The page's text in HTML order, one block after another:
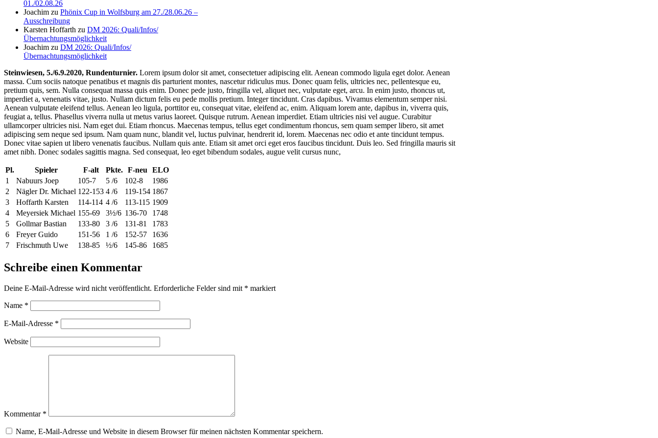
01./02.08.26
Joachim zu Phönix Cup in Wolfsburg am 27./28.06.26 –
Ausschreibung
Karsten Hoffarth zu DM 2026: Quali/Infos/
Übernachtungsmöglichkeit
Joachim zu DM 2026: Quali/Infos/
Übernachtungsmöglichkeit
Steinwiesen, 5./6.9.2020, Rundenturnier. Lorem ipsum dolor sit amet, consectetuer adipiscing elit. Aenean commodo ligula eget dolor. Aenean
massa. Cum sociis natoque penatibus et magnis dis parturient montes, nascetur ridiculus mus. Donec quam felis, ultricies nec, pellentesque eu,
pretium quis, sem. Nulla consequat massa quis enim. Donec pede justo, fringilla vel, aliquet nec, vulputate eget, arcu. In enim justo, rhoncus ut,
imperdiet a, venenatis vitae, justo. Nullam dictum felis eu pede mollis pretium. Integer tincidunt. Cras dapibus. Vivamus elementum semper nisi.
Aenean vulputate eleifend tellus. Aenean leo ligula, porttitor eu, consequat vitae, eleifend ac, enim. Aliquam lorem ante, dapibus in, viverra quis,
feugiat a, tellus. Phasellus viverra nulla ut metus varius laoreet. Quisque rutrum. Aenean imperdiet. Etiam ultricies nisi vel augue. Curabitur
ullamcorper ultricies nisi. Nam eget dui. Etiam rhoncus. Maecenas tempus, tellus eget condimentum rhoncus, sem quam semper libero, sit amet
adipiscing sem neque sed ipsum. Nam quam nunc, blandit vel, luctus pulvinar, hendrerit id, lorem. Maecenas nec odio et ante tincidunt tempus.
Donec vitae sapien ut libero venenatis faucibus. Nullam quis ante. Etiam sit amet orci eget eros faucibus tincidunt. Duis leo. Sed fringilla mauris sit
amet nibh. Donec sodales sagittis magna. Sed consequat, leo eget bibendum sodales, augue velit cursus nunc,
Pl. Spieler F-alt Pkte. F-neu
ELO
1
Nabuurs Joep 105-7 5 /6 102-8
1986
2
Nägler Dr. Michael 122-153 4 /6 119-154 1867
3
Hoffarth Karsten 114-114 4 /6 113-115 1909
4
Meyersiek Michael 155-69 3½/6 136-70
1748
5
Gollmar Bastian 133-80 3 /6 131-81
1783
6
Freyer Guido 151-56 1 /6 152-57
1636
7
Frischmuth Uwe 138-85 ½/6 145-86 1685
Schreibe einen Kommentar
Deine E-Mail-Adresse wird nicht veröffentlicht. Erforderliche Felder sind mit * markiert
Name *
E-Mail-Adresse *
Website
Kommentar *
Name, E-Mail-Adresse und Website in diesem Browser für meinen nächsten Kommentar speichern.